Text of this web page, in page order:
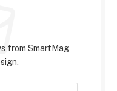
from SmartMag